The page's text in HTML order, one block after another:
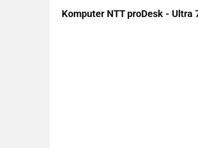
Komputer NTT proDesk - Ultra